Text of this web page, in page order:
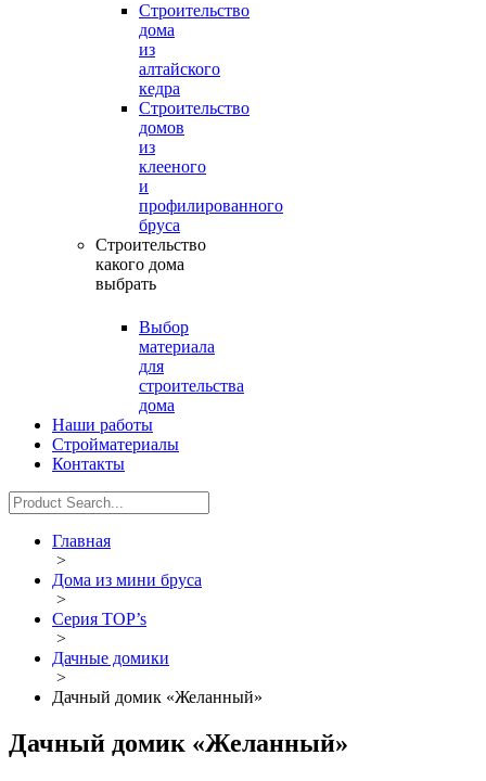
Строительство
дома
из
алтайского
кедра
Строительство
домов
из
клееного
и
профилированного
бруса
Строительство
какого дома
выбрать
Выбор
материала
для
строительства
дома
Наши работы
Стройматериалы
Контакты
Главная
>
Дома из мини бруса
>
Серия TOP’s
>
Дачные домики
>
Дачный домик «Желанный»
Дачный домик «Желанный»